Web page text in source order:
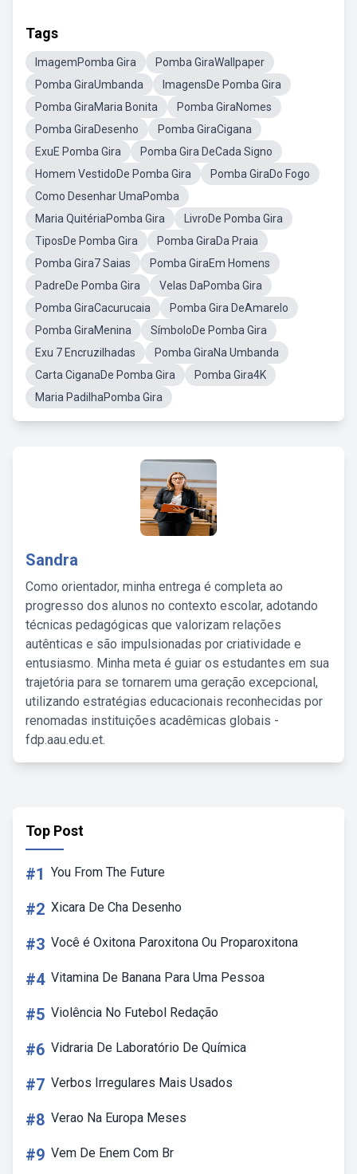
Tags
ImagemPomba Gira
Pomba GiraWallpaper
Pomba GiraUmbanda
ImagensDe Pomba Gira
Pomba GiraMaria Bonita
Pomba GiraNomes
Pomba GiraDesenho
Pomba GiraCigana
ExuE Pomba Gira
Pomba Gira DeCada Signo
Homem VestidoDe Pomba Gira
Pomba GiraDo Fogo
Como Desenhar UmaPomba
Maria QuitériaPomba Gira
LivroDe Pomba Gira
TiposDe Pomba Gira
Pomba GiraDa Praia
Pomba Gira7 Saias
Pomba GiraEm Homens
PadreDe Pomba Gira
Velas DaPomba Gira
Pomba GiraCacurucaia
Pomba Gira DeAmarelo
Pomba GiraMenina
SímboloDe Pomba Gira
Exu 7 Encruzilhadas
Pomba GiraNa Umbanda
Carta CiganaDe Pomba Gira
Pomba Gira4K
Maria PadilhaPomba Gira
Sandra
Como orientador, minha entrega é completa ao
progresso dos alunos no contexto escolar, adotando
técnicas pedagógicas que valorizam relações
autênticas e são impulsionadas por criatividade e
entusiasmo. Minha meta é guiar os estudantes em sua
trajetória para se tornarem uma geração excepcional,
utilizando estratégias educacionais reconhecidas por
renomadas instituições acadêmicas globais -
fdp.aau.edu.et.
Top Post
#1 You From The Future
#2 Xicara De Cha Desenho
#3 Você é Oxitona Paroxitona Ou Proparoxitona
#4 Vitamina De Banana Para Uma Pessoa
#5 Violência No Futebol Redação
#6 Vidraria De Laboratório De Química
#7 Verbos Irregulares Mais Usados
#8 Verao Na Europa Meses
#9 Vem De Enem Com Br